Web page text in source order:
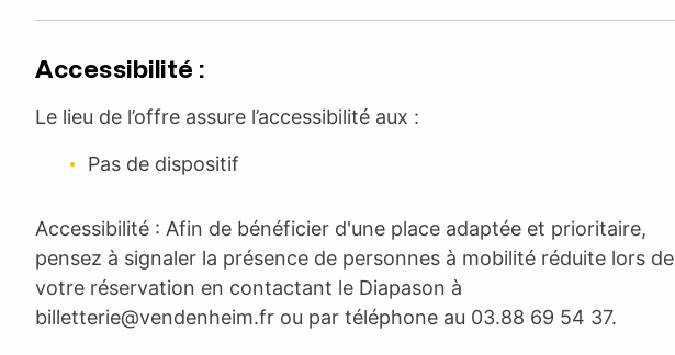
Accessibilité :
Le lieu de l’offre assure l’accessibilité aux :
Pas de dispositif
Accessibilité : Afin de bénéficier d'une place adaptée et prioritaire,
pensez à signaler la présence de personnes à mobilité réduite lors de
votre réservation en contactant le Diapason à
billetterie@vendenheim.fr ou par téléphone au 03.88 69 54 37.